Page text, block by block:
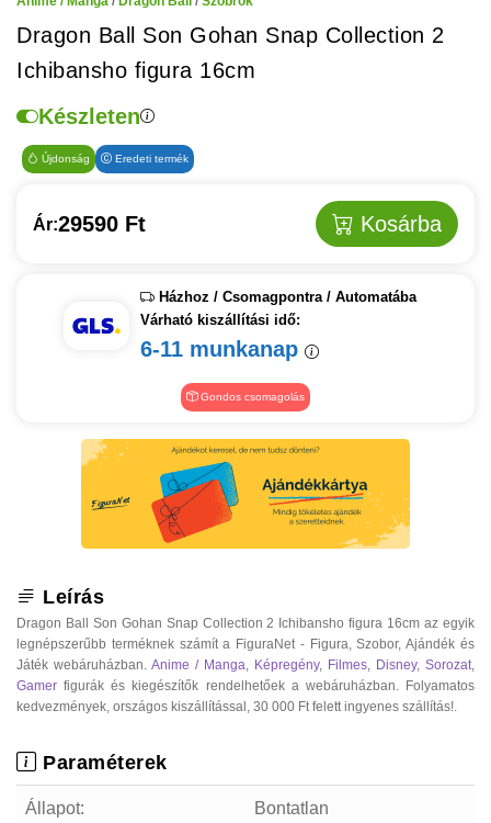
Dragon Ball Son Gohan Snap Collection 2
Ichibansho figura 16cm
Készleten
Újdonság Eredeti termék
Ár:29590 Ft Kosárba
Házhoz / Csomagpontra / Automatába
Várható kiszállítási idő:
6-11 munkanap
Gondos csomagolás
Leírás
Dragon Ball Son Gohan Snap Collection 2 Ichibansho figura 16cm az egyik
legnépszerűbb terméknek számít a FiguraNet - Figura, Szobor, Ajándék és
Játék webáruházban. Anime / Manga, Képregény, Filmes, Disney, Sorozat,
Gamer figurák és kiegészítők rendelhetőek a webáruházban. Folyamatos
kedvezmények, országos kiszállítással, 30 000 Ft felett ingyenes szállítás!.
Paraméterek
Állapot: Bontatlan